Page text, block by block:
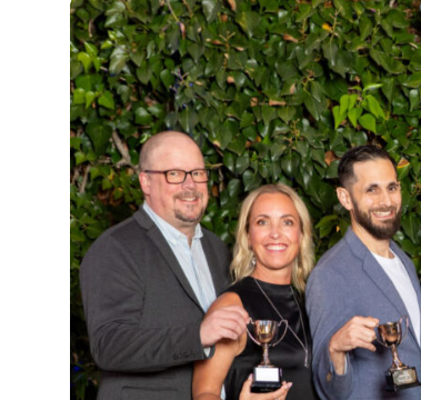
insights
Nyhetsbrev ThreatInsights
Cisco Live
Tech notes
Ämnen